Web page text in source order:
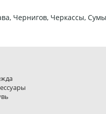
Чернигов, Черкассы,